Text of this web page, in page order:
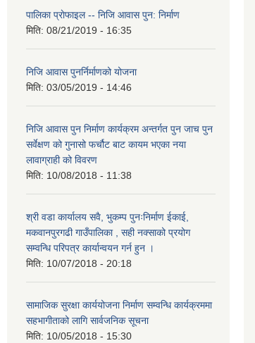
पालिका प्राेफाइल -- निजि आवास पुन: निर्माण
मिति: 08/21/2019 - 16:35
निजि आवास पुनर्निर्माणको योजना
मिति: 03/05/2019 - 14:46
निजि आवास पुन निर्माण कार्यक्रम अन्तर्गत पुन जाच पुन
सर्वेक्षण को गुनासो फर्चौट बाट कायम भएका नया
लावाग्राही को विवरण
मिति: 10/08/2018 - 11:38
श्री वडा कार्यालय सवै, भुकम्प पुनःनिर्माण ईकाई,
मकवानपुरगढी गाउँपालिका , सही नक्साको प्रयोग
सम्वन्धि परिपत्र कार्यान्वयन गर्न हुन ।
मिति: 10/07/2018 - 20:18
सामाजिक सुरक्षा कार्ययोजना निर्माण सम्वन्धि कार्यक्रममा
सहभागीताको लागि सार्वजनिक सूचना
मिति: 10/05/2018 - 15:30